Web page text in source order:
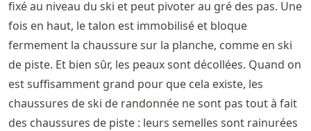
fixé au niveau du ski et peut pivoter au gré des pas. Une
fois en haut, le talon est immobilisé et bloque
fermement la chaussure sur la planche, comme en ski
de piste. Et bien sûr, les peaux sont décollées. Quand on
est suffisamment grand pour que cela existe, les
chaussures de ski de randonnée ne sont pas tout à fait
des chaussures de piste : leurs semelles sont rainurées